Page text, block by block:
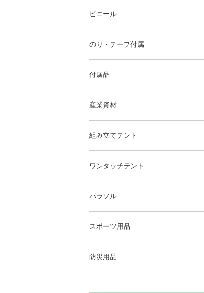
ビニール
のり・テープ付属
付属品
産業資材
組み立てテント
ワンタッチテント
パラソル
スポーツ用品
防災用品